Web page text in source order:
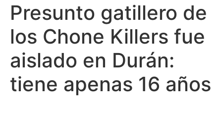
Presunto gatillero de
los Chone Killers fue
aislado en Durán:
tiene apenas 16 años